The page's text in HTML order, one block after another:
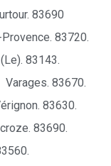
83690
83720.
83143.
Varages. 83670.
83630.
83690.